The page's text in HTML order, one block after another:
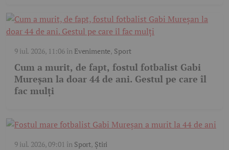
9 iul. 2026, 11:06în Evenimente, Sport
Cum a murit, de fapt, fostul fotbalist Gabi
Mureșan la doar 44 de ani. Gestul pe care îl
fac mulți
9 iul. 2026, 09:01 în Sport, Știri